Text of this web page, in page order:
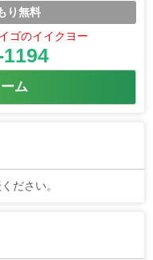
り無料
ゴのイイクヨー
ム
ださい。